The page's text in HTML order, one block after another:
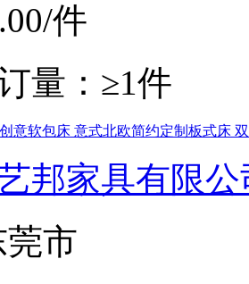
/件
量： ≥1件
意软包床 意式北欧简约定制板式床
邦家具有限公
莞市